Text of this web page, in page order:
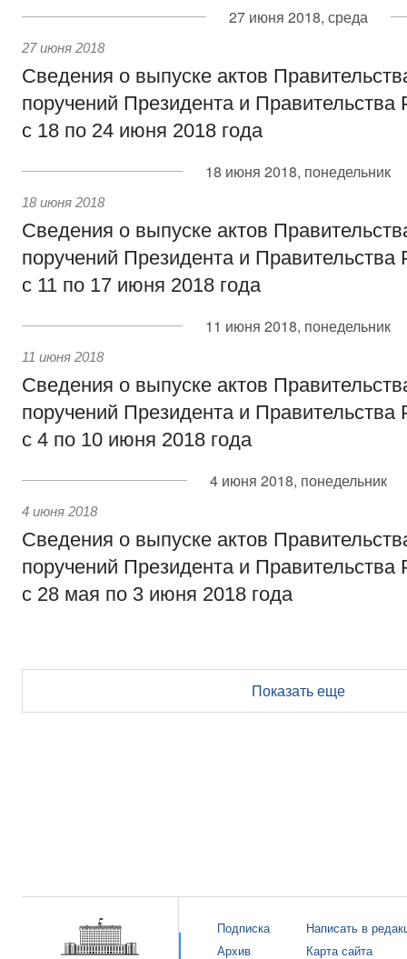
27 июня 2018, среда
27 июня 2018
Сведения о выпуске актов
поручений Президента и Правительства
с 18 по 24 июня 2018 года
18 июня 2018, понедельник
18 июня 2018
Сведения о выпуске актов
поручений Президента и Правительства
с 11 по 17 июня 2018 года
11 июня 2018, понедельник
11 июня 2018
Сведения о выпуске актов
поручений Президента и Правительства
с 4 по 10 июня 2018 года
4 июня 2018, понедельник
4 июня 2018
Сведения о выпуске актов
поручений Президента и Правительства
с 28 мая по 3 июня 2018 года
Показать еще
Подписка
Архив
Написать в
Карта сайта